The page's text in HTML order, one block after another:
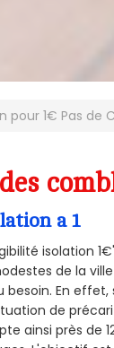
pour 1€ Pas de
a 1
isolation
de la
En
de
ainsi près de